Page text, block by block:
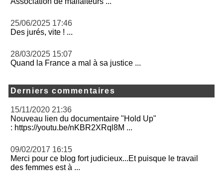
25/06/2025 17:46
Des jurés, vite ! ...
28/03/2025 15:07
Quand la France a mal à sa justice ...
Derniers commentaires
15/11/2020 21:36
Nouveau lien du documentaire "Hold Up"
: https://youtu.be/nKBR2XRql8M ...
09/02/2017 16:15
Merci pour ce blog fort judicieux...Et puisque le travail
des femmes est à ...